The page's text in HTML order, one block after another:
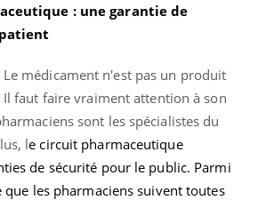
: une garantie de
Le médicament n'est pas un produit
Il faut faire vraiment attention à son
sont les spécialistes du
le circuit pharmaceutique
de sécurité pour le public. Parmi
les pharmaciens suivent toutes